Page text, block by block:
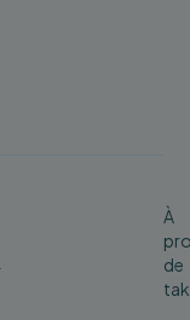
À
de